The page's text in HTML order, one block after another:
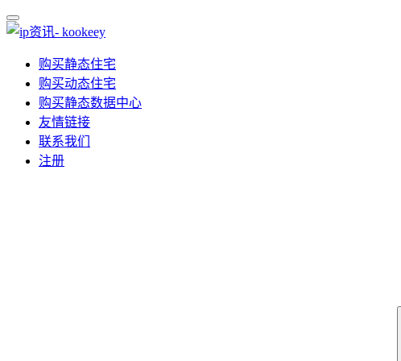
购买静态住宅
购买动态住宅
购买静态数据中心
友情链接
联系我们
注册